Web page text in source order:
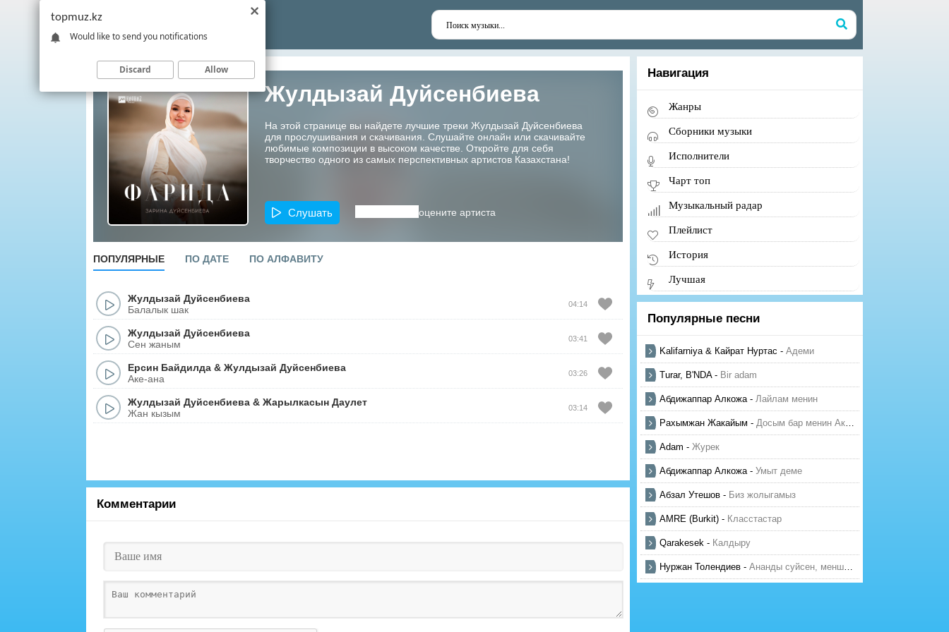
Жулдызай Дуйсенбиева
На этой странице вы найдете лучшие треки Жулдызай Дуйсенбиева
для прослушивания и скачивания. Слушайте онлайн или скачивайте
любимые композиции в высоком качестве. Откройте для себя
творчество одного из самых перспективных артистов Казахстана!
Слушать оцените артиста
ПОПУЛЯРНЫЕ ПО ДАТЕ ПО АЛФАВИТУ
Жулдызай Дуйсенбиева
Балалык шак
04:14
Жулдызай Дуйсенбиева
Сен жаным
03:41
Ерсин Байдилда & Жулдызай Дуйсенбиева
Аке-ана
03:26
Жулдызай Дуйсенбиева & Жарылкасын Даулет
Жан кызым
03:14
Комментарии
Навигация
Жанры
Сборники музыки
Исполнители
Чарт топ
Музыкальный радар
Плейлист
История
Лучшая
Популярные песни
Kalifarniya & Кайрат Нуртас - Адеми
Turar, B'NDA- Bir adam
Абдижаппар Алкожа- Лайлам менин
Рахымжан Жакайым - Досым бар менин Актауда
Adam - Журек
Абдижаппар Алкожа- Умыт деме
Абзал Утешов - Биз жолыгамыз
AMRE (Burkit) - Класстастар
Qarakesek - Калдыру
Нуржан Толендиев - Ананды суйсен, менше суй
topmuz.kz
Would like to send you notifications
Discard Allow